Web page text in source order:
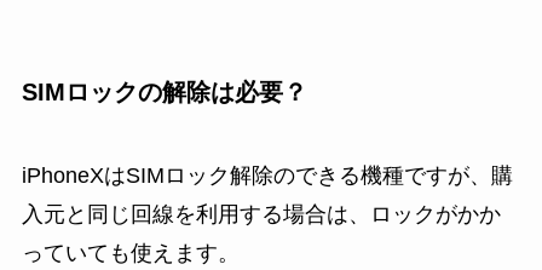
SIMロックの解除は必要？
iPhoneXはSIMロック解除のできる機種ですが、購
入元と同じ回線を利用する場合は、ロックがかか
っていても使えます。